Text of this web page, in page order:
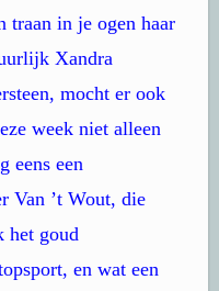
traan in je ogen haar
Xandra
mocht er ook
week niet alleen
eens een
Van ’t Wout, die
het goud
en wat een